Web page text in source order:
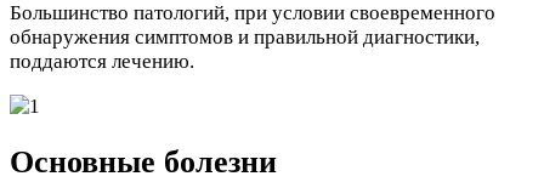
Большинство патологий, при условии своевременного
обнаружения симптомов и правильной диагностики,
поддаются лечению.
Основные болезни